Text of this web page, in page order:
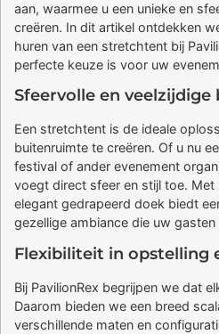
aan, waarmee u een unieke en
creëren. In dit artikel ontdekken
huren van een stretchtent bij
perfecte keuze is voor uw
Sfeervolle en
Een stretchtent is de ideale
buitenruimte te creëren. Of u nu
festival of ander evenement
voegt direct sfeer en stijl toe. Met
elegant gedrapeerd doek biedt
gezellige ambiance die uw
Flexibiliteit in opstelling
Bij PavilionRex begrijpen we dat
Daarom bieden we een breed
verschillende maten en